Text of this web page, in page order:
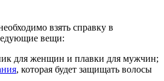
взять справку в
вещи:
для женщин и плавки для мужчин;
, которая будет защищать волосы